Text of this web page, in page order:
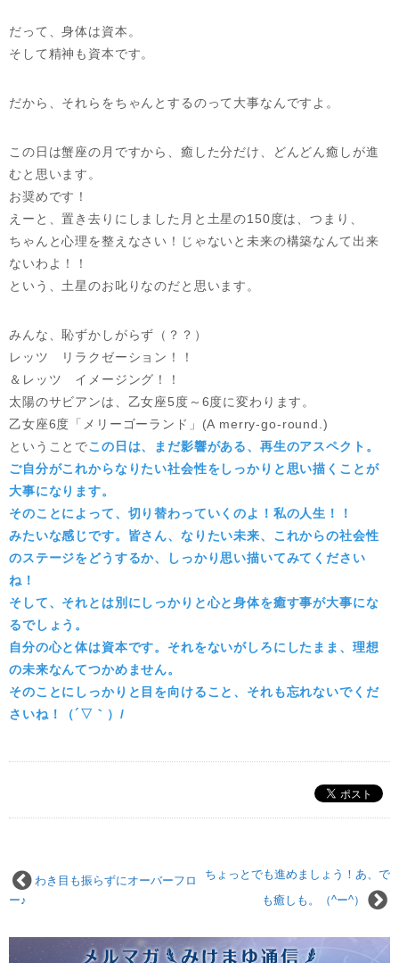
だって、身体は資本。
そして精神も資本です。
だから、それらをちゃんとするのって大事なんですよ。
この日は蟹座の月ですから、癒した分だけ、どんどん癒しが進
むと思います。
お奨めです！
えーと、置き去りにしました月と土星の150度は、つまり、
ちゃんと心理を整えなさい！じゃないと未来の構築なんて出来
ないわよ！！
という、土星のお叱りなのだと思います。
みんな、恥ずかしがらず（？？）
レッツ リラクゼーション！！
＆レッツ イメージング！！
太陽のサビアンは、乙女座5度～6度に変わります。
乙女座6度「メリーゴーランド」(A merry-go-round.)
ということでこの日は、まだ影響がある、再生のアスペクト。
ご自分がこれからなりたい社会性をしっかりと思い描くことが
大事になります。
そのことによって、切り替わっていくのよ！私の人生！！
みたいな感じです。皆さん、なりたい未来、これからの社会性
のステージをどうするか、しっかり思い描いてみてください
ね！
そして、それとは別にしっかりと心と身体を癒す事が大事にな
るでしょう。
自分の心と体は資本です。それをないがしろにしたまま、理想
の未来なんてつかめません。
そのことにしっかりと目を向けること、それも忘れないでくだ
さいね！（´▽｀）/
ちょっとでも進めましょう！あ、で
も癒しも。（^ー^）
わき目も振らずにオーバーフロ
ー♪